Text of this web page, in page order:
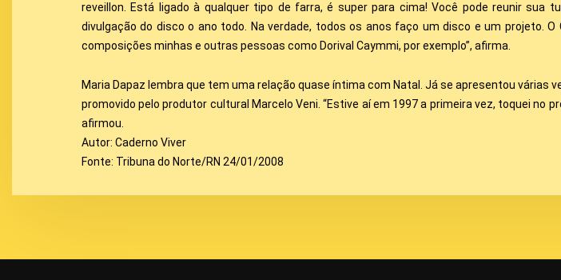
reveillon. Está ligado à qualquer tipo de farra, é super para cima! Você pode reunir
divulgação do disco o ano todo. Na verdade, todos os anos faço um disco e um projeto.
composições minhas e outras pessoas como Dorival Caymmi, por exemplo”, afirma.
Maria Dapaz lembra que tem uma relação quase íntima com Natal. Já se apresentou várias
promovido pelo produtor cultural Marcelo Veni. “Estive aí em 1997 a primeira vez, toquei no
afirmou.
Autor: Caderno Viver
Fonte: Tribuna do Norte/RN 24/01/2008